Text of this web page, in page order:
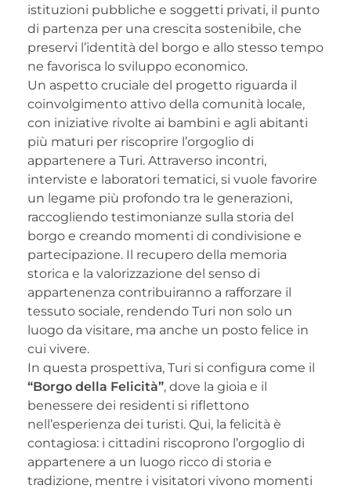
istituzioni pubbliche e soggetti privati, il punto
di partenza per una crescita sostenibile, che
preservi l’identità del borgo e allo stesso tempo
ne favorisca lo sviluppo economico.
Un aspetto cruciale del progetto riguarda il
coinvolgimento attivo della comunità locale,
con iniziative rivolte ai bambini e agli abitanti
più maturi per riscoprire l’orgoglio di
appartenere a Turi. Attraverso incontri,
interviste e laboratori tematici, si vuole favorire
un legame più profondo tra le generazioni,
raccogliendo testimonianze sulla storia del
borgo e creando momenti di condivisione e
partecipazione. Il recupero della memoria
storica e la valorizzazione del senso di
appartenenza contribuiranno a rafforzare il
tessuto sociale, rendendo Turi non solo un
luogo da visitare, ma anche un posto felice in
cui vivere.
In questa prospettiva, Turi si configura come il
“Borgo della Felicità”, dove la gioia e il
benessere dei residenti si riflettono
nell’esperienza dei turisti. Qui, la felicità è
contagiosa: i cittadini riscoprono l’orgoglio di
appartenere a un luogo ricco di storia e
tradizione, mentre i visitatori vivono momenti